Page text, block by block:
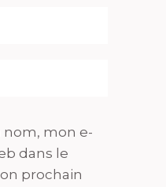
mon e-
dans le
prochain